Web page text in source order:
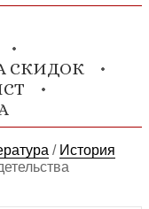
СКИДОК
/ История